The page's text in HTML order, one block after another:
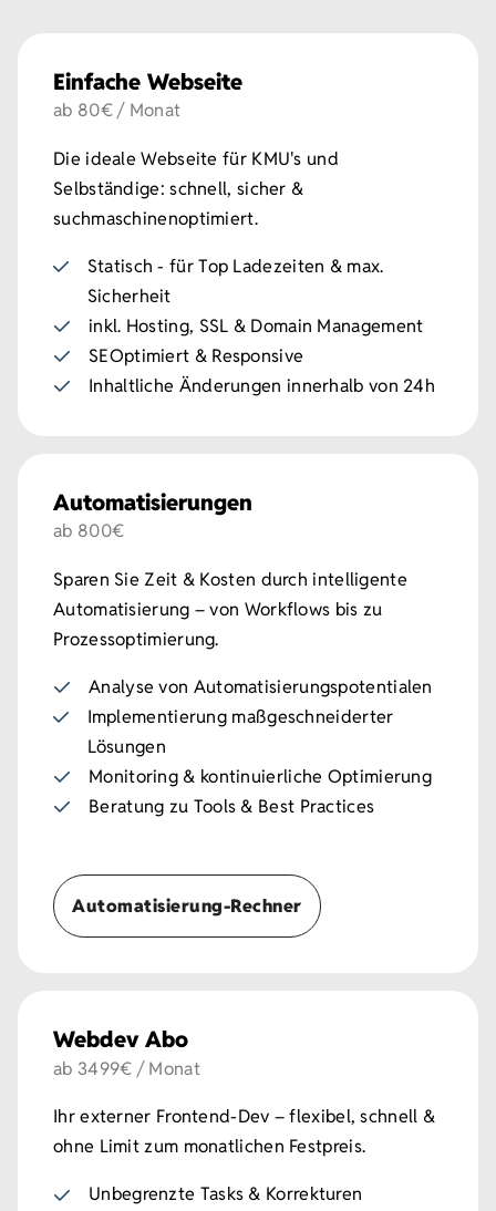
Einfache Webseite
ab 80€ / Monat
Die ideale Webseite für KMU's und
Selbständige: schnell, sicher &
suchmaschinenoptimiert.
Statisch - für Top Ladezeiten & max.
Sicherheit
inkl. Hosting, SSL & Domain Management
SEOptimiert & Responsive
Inhaltliche Änderungen innerhalb von 24h
Automatisierungen
ab 800€
Sparen Sie Zeit & Kosten durch intelligente
Automatisierung – von Workflows bis zu
Prozessoptimierung.
Analyse von Automatisierungspotentialen
Implementierung maßgeschneiderter
Lösungen
Monitoring & kontinuierliche Optimierung
Beratung zu Tools & Best Practices
Automatisierung-Rechner
Webdev Abo
ab 3499€ / Monat
Ihr externer Frontend-Dev – flexibel, schnell &
ohne Limit zum monatlichen Festpreis.
Unbegrenzte Tasks & Korrekturen